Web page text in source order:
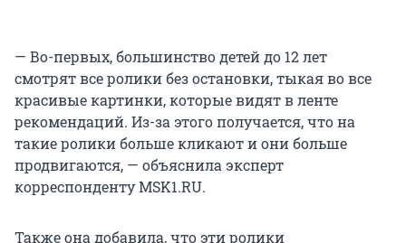
— Во-первых, большинство детей до 12 лет
смотрят все ролики без остановки, тыкая во все
красивые картинки, которые видят в ленте
рекомендаций. Из-за этого получается, что на
такие ролики больше кликают и они больше
продвигаются, — объяснила эксперт
корреспонденту MSK1.RU.
Также она добавила, что эти ролики